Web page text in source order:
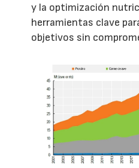
y la optimización
herramientas clave
objetivos sin